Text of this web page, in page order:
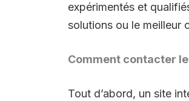
expérimentés et
solutions ou le meilleur
Comment contacter
Tout d’abord, un site